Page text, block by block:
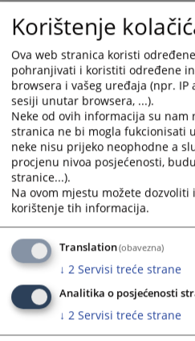
question
key
to
get
the
keyboard
shortcuts
for
changing
dates.
key
to
get
the
for
30.04.2026.
Dnevni red za 279. redovnu
Brčko distrikta BiH
19.03.2026.
Dnevni red za 278. redovnu
Brčko distrikta BiH
20.02.2026.
Dnevni red za 277. redovnu
Brčko distrikta BiH
23.01.2026.
Dnevni red za 276. redovnu
Brčko distrikta BiH
23.12.2025.
Dnevni red za 275. redovnu
Brčko distrikta BiH
Korištenje
Ova web stranica koristi
pohranjivati i koristiti određene
browsera i vašeg uređaja (npr.
sesiji unutar browsera, ...).
Neke od ovih informacija su
stranica ne bi mogla fukcionisati
neke nisu prijeko neophodne a
procjenu nivoa posjećenosti,
stranice...).
Na ovom mjestu možete
korištenje tih informacija.
Translation(obavezna)
↓ 2 Servisi treće strane
Analitika o posjećenosti
↓ 2 Servisi treće strane